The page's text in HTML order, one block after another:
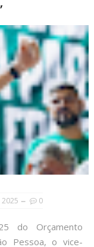
0
do Orçamento
Pessoa, o vice-